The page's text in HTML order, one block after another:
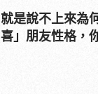
就是說不上來為
喜」朋友性格，